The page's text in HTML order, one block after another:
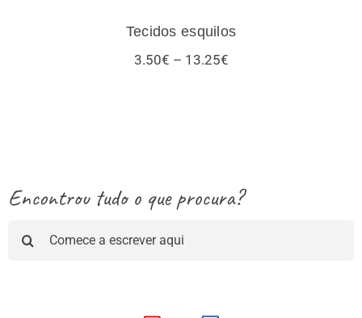
Tecidos esquilos
3.50€ – 13.25€Price
Encontrou tudo o que procura?